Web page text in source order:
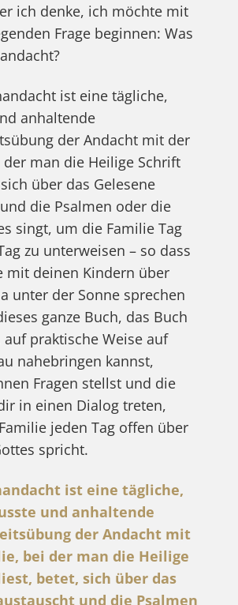
ich denke, ich möchte mit
Frage beginnen: Was
ist eine tägliche,
anhaltende
der Andacht mit der
man die Heilige Schrift
über das Gelesene
die Psalmen oder die
singt, um die Familie Tag
zu unterweisen – so dass
mit deinen Kindern über
unter der Sonne sprechen
ganze Buch, das Buch
auf praktische Weise auf
nahebringen kannst,
Fragen stellst und die
in einen Dialog treten,
jeden Tag offen über
spricht.
ist eine tägliche,
und anhaltende
der Andacht mit
bei der man die Heilige
betet, sich über das
und die Psalmen